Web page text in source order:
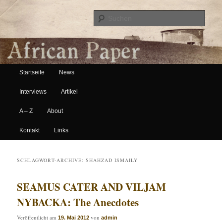
African Paper
Hauptmenü
Zum Inhalt wechseln
Zum sekundären Inhalt wechseln
Startseite News
Interviews Artikel
A – Z About
Kontakt Links
SCHLAGWORT-ARCHIVE:SHAHZAD ISMAILY
SEAMUS CATER AND VILJAM
NYBACKA: The Anecdotes
Veröffentlicht am19. Mai 2012 vonadmin